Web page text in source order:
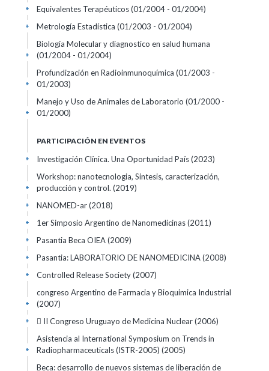
Equivalentes Terapéuticos(01/2004 - 01/2004)
+
Metrología Estadística (01/2003 - 01/2004)
+
Biología Molecular y diagnostico en salud humana
(01/2004 - 01/2004)
+
Profundización en Radioinmunoquímica (01/2003 -
01/2003)
+
Manejo y Uso de Animales de Laboratorio (01/2000 -
01/2000)
+
PARTICIPACIÓN EN EVENTOS
Investigación Clínica. Una Oportunidad País(2023)
+
Workshop: nanotecnologia, Sintesis, caracterización,
producción y control. (2019)
+
NANOMED-ar(2018)
+
1er Simposio Argentino de Nanomedicinas(2011)
+
Pasantia Beca OIEA(2009)
+
Pasantia: LABORATORIO DE NANOMEDICINA(2008)
+
Controlled Release Society(2007)
+
congreso Argentino de Farmacia y Bioquimica Industrial
(2007)
+
 II Congreso Uruguayo de Medicina Nuclear(2006)
+
Asistencia al International Symposium on Trends in
Radiopharmaceuticals (ISTR-2005) (2005)
+
Beca: desarrollo de nuevos sistemas de liberación de